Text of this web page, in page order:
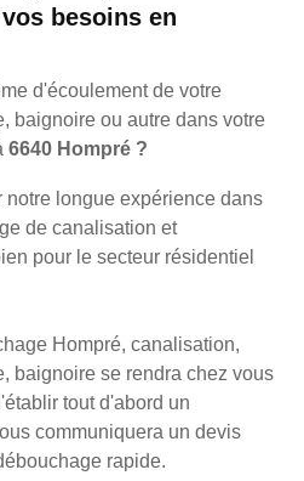
besoins en
d'écoulement de votre
baignoire ou autre dans votre
6640 Hompré ?
notre longue expérience dans
de canalisation et
pour le secteur résidentiel
Hompré, canalisation,
baignoire se rendra chez vous
tout d'abord un
communiquera un devis
rapide.